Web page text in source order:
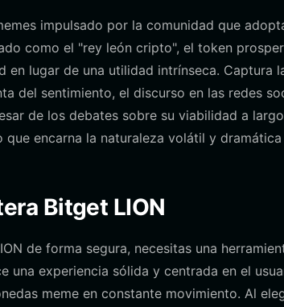
impulsado por la comunidad que
como el "rey león cripto", el token
en lugar de una utilidad intrínseca.
del sentimiento, el discurso en las redes
de los debates sobre su viabilidad a
encarna la naturaleza volátil y
Bitget LION
de forma segura, necesitas una
una experiencia sólida y centrada en el
meme en constante movimiento. Al